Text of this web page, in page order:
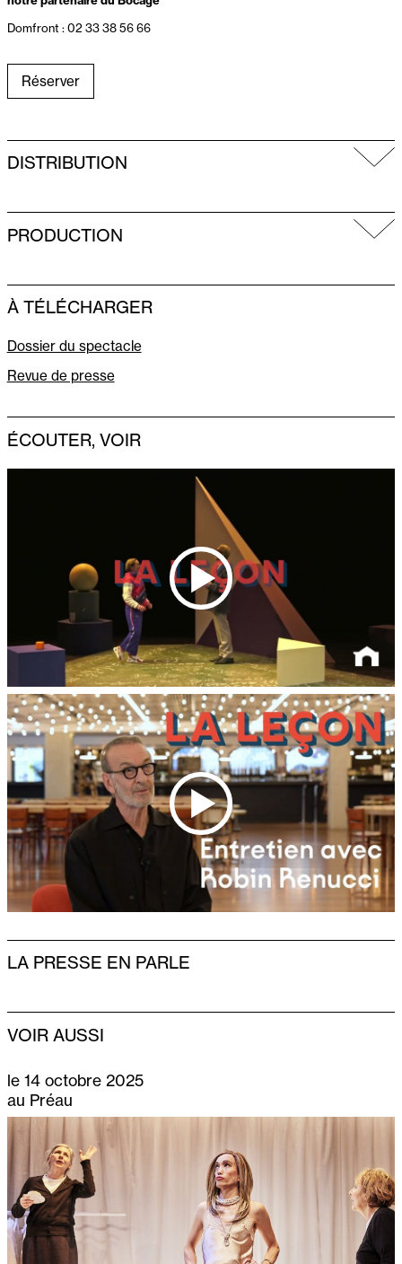
Domfront :02 33 38 56 66
Réserver
DISTRIBUTION
PRODUCTION
À TÉLÉCHARGER
Dossier du spectacle
Revue de presse
ÉCOUTER, VOIR
LA PRESSE EN PARLE
VOIR AUSSI
le 14 octobre 2025
au Préau